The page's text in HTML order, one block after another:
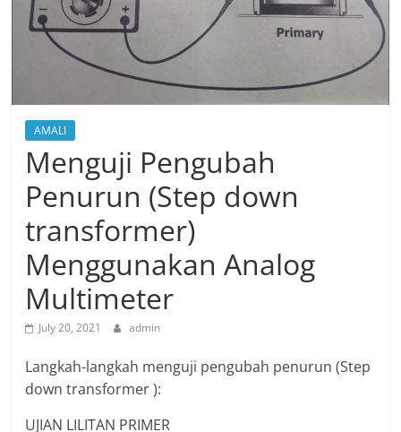
AMALI
Menguji Pengubah
Penurun (Step down
transformer)
Menggunakan Analog
Multimeter
July 20, 2021 admin
Langkah-langkah menguji pengubah penurun (Step
down transformer ):
UJIAN LILITAN PRIMER